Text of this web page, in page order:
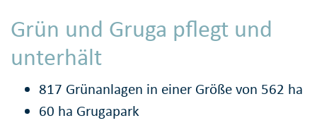
Grün und Gruga pflegt und
unterhält
817 Grünanlagen in einer Größe von 562 ha
60 ha Grugapark